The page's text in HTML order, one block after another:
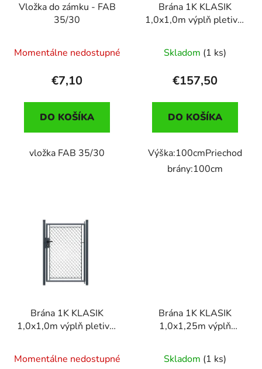
Vložka do zámku - FAB
35/30
Momentálne nedostupné
€7,10
DO KOŠÍKA
vložka FAB 35/30
Brána 1K KLASIK
1,0x1,0m výplň pletivo,
Skladom (1 ks)
€157,50
DO KOŠÍKA
Výška:100cmPriechod
brány:100cm
Brána 1K KLASIK
1,0x1,0m výplň pletivo,
Momentálne nedostupné
Brána 1K KLASIK
1,0x1,25m výplň
Skladom (1 ks)